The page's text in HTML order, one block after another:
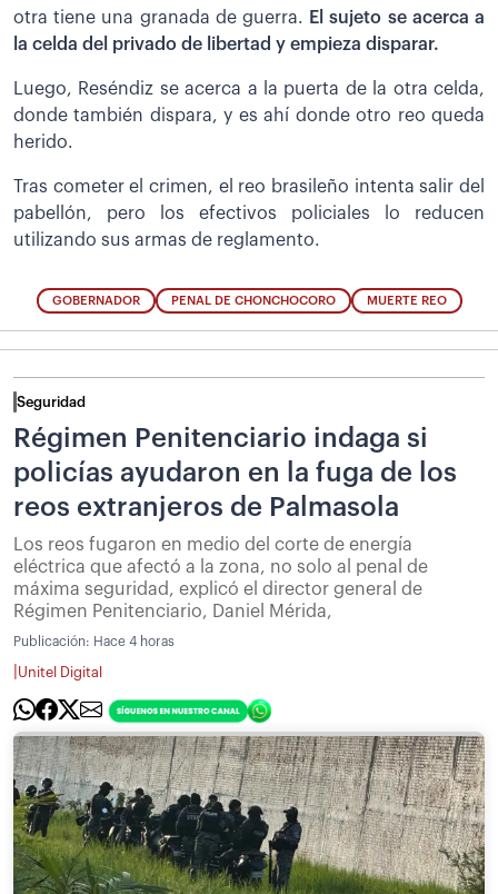
otra tiene una granada de guerra.
El sujeto se acerca a
la celda del privado de libertad y empieza disparar.
Luego, Reséndiz se acerca a la puerta de la otra celda,
donde también dispara, y es ahí donde otro reo queda
herido.
Tras cometer el crimen, el reo brasileño intenta salir del
pabellón, pero los efectivos policiales lo reducen
utilizando sus armas de reglamento.
GOBERNADOR PENAL DE CHONCHOCORO MUERTE REO
Seguridad
Régimen Penitenciario indaga si
policías ayudaron en la fuga de los
reos extranjeros de Palmasola
Los reos fugaron en medio del corte de energía
eléctrica que afectó a la zona, no solo al penal de
máxima seguridad, explicó el director general de
Régimen Penitenciario, Daniel Mérida,
Publicación: Hace 4 horas
Unitel Digital